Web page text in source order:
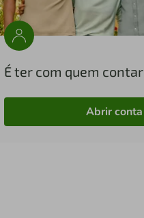
É ter com quem contar
Abrir conta